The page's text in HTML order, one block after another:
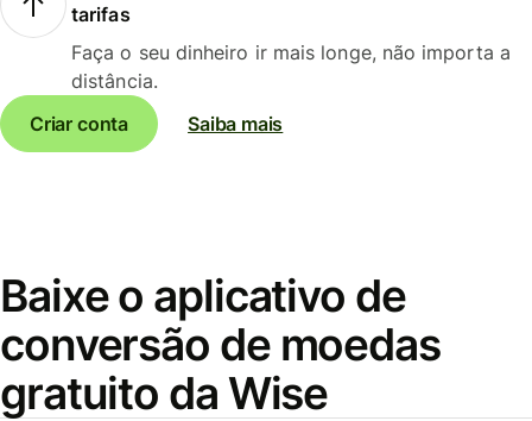
tarifas
Faça o seu dinheiro ir mais longe, não importa a
distância.
Criar conta
Saiba mais
Baixe o aplicativo de
conversão de moedas
gratuito da Wise